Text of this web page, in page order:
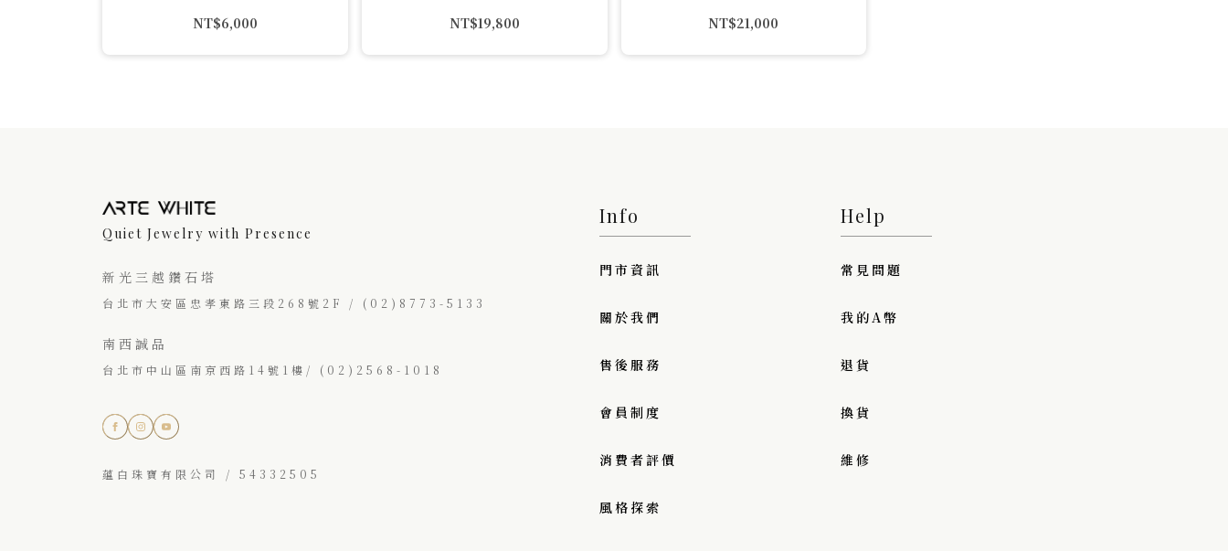
NT$6,000
NT$19,800
NT$21,000
Quiet Jewelry with Presence
新光三越鑽石塔
台北市大安區忠孝東路三段268號2F / (02)8773-5133
南西誠品
台北市中山區南京西路14號1樓/ (02)2568-1018
蘊白珠寶有限公司 / 54332505
Info
門市資訊
關於我們
售後服務
會員制度
消費者評價
風格探索
Help
常見問題
我的A幣
退貨
換貨
維修